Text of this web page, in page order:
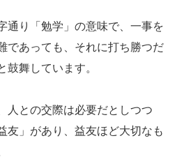
り「勉学」の意味で、一事を
であっても、それに打ち勝つだ
鼓舞しています。
との交際は必要だとしつつ
友」があり、益友ほど大切なも